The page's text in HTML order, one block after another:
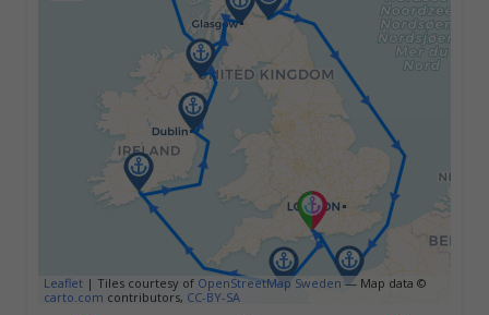
Ημέρα 4η
Δουβλίνο - Ιρλανδία, Αγγλία
07:00
21:30
Ημέρα 5η
Μπέλφαστ - Ιρλανδία, Αγγλία
Leaflet | Tiles courtesy of OpenStreetMap Sweden — Map data ©
carto.com contributors, CC-BY-SA